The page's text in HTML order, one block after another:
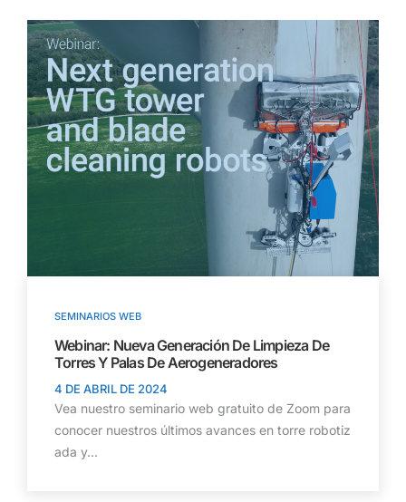
SEMINARIOS WEB
Webinar: Nueva Generación De Limpieza De
Torres Y Palas De Aerogeneradores
4 DE ABRIL DE 2024
Vea nuestro seminario web gratuito de Zoom para
conocer nuestros últimos avances en torre robotiz
ada y...